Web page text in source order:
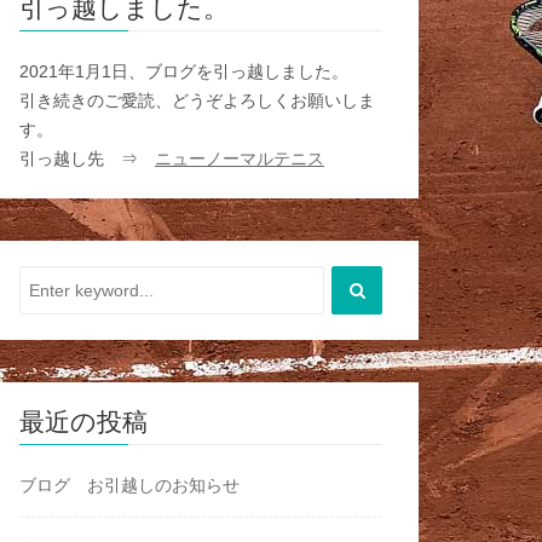
引っ越しました。
2021年1月1日、ブログを引っ越しました。
引き続きのご愛読、どうぞよろしくお願いしま
す。
引っ越し先 ⇒
ニューノーマルテニス
最近の投稿
ブログ お引越しのお知らせ